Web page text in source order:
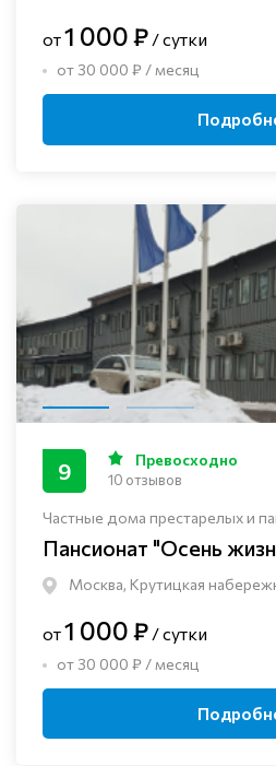
от1 000 ₽ / сутки
от 30 000 ₽ / месяц
Частные дома престарелых и
Пансионат "Осень
Москва, Крутицкая
9 Превосходно
10 отзывов
от1 000 ₽ / сутки
от 30 000 ₽ / месяц